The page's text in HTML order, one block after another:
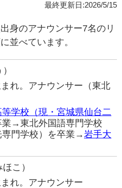
最終更新日:2026/5/15
身のアナウンサー7名のリ
並べています。
れ。アナウンサー（東北
学校（現・宮城県仙台二
業→東北外国語専門学校
専門学校）を卒業→岩手大
こ）
れ。アナウンサー